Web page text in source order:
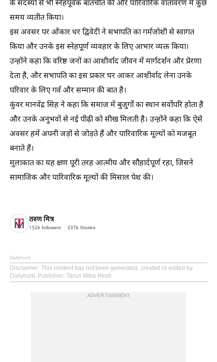
के सदस्यों से भी स्नेहपूर्वक बातचीत की और पारिवारिक वातावरण में कुछ
समय व्यतीत किया।
इस अवसर पर ओंकार धर द्विवेदी ने सभापति का गर्मजोशी से स्वागत
किया और उनके इस स्नेहपूर्ण व्यवहार के लिए आभार व्यक्त किया।
उन्होंने कहा कि वरिष्ठ जनों का आशीर्वाद जीवन में मार्गदर्शन और प्रेरणा
देता है, और सभापति का इस प्रकार घर आकर आशीर्वाद लेना उनके
परिवार के लिए गर्व और सम्मान की बात है।
कुंवर मानवेंद्र सिंह ने कहा कि समाज में बुजुर्गों का स्थान सर्वोपरि होता है
और उनके अनुभवों से नई पीढ़ी को सीख मिलती है। उन्होंने कहा कि ऐसे
अवसर हमें अपनी जड़ों से जोड़ते हैं और पारिवारिक मूल्यों को मजबूत
बनाते हैं।
मुलाकात का यह क्षण पूरी तरह आत्मीय और सौहार्दपूर्ण रहा, जिसने
सामाजिक और पारिवारिक मूल्यों की मिसाल पेश की।
तरुण मित्र
152k followers 337k Stories
Dailyhunt
Disclaimer: This content has not been generated, created or edited by
Dailyhunt. Publisher: Tarun Mitra Hindi
ADVERTISEMENT